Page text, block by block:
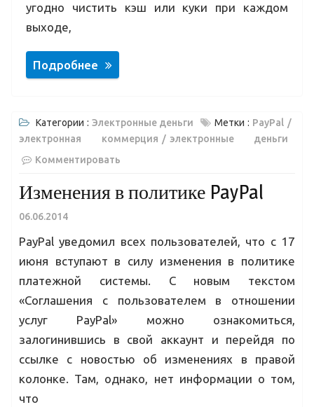
угодно чистить кэш или куки при каждом
выходе,
Подробнее
Категории : Электронные деньги Метки : PayPal
электронная коммерция
электронные деньги
Комментировать
Изменения в политике PayPal
06.06.2014
PayPal уведомил всех пользователей, что с 17
июня вступают в силу изменения в политике
платежной системы. С новым текстом
«Соглашения с пользователем в отношении
услуг PayPal» можно ознакомиться,
залогинившись в свой аккаунт и перейдя по
ссылке с новостью об изменениях в правой
колонке. Там, однако, нет информации о том,
что